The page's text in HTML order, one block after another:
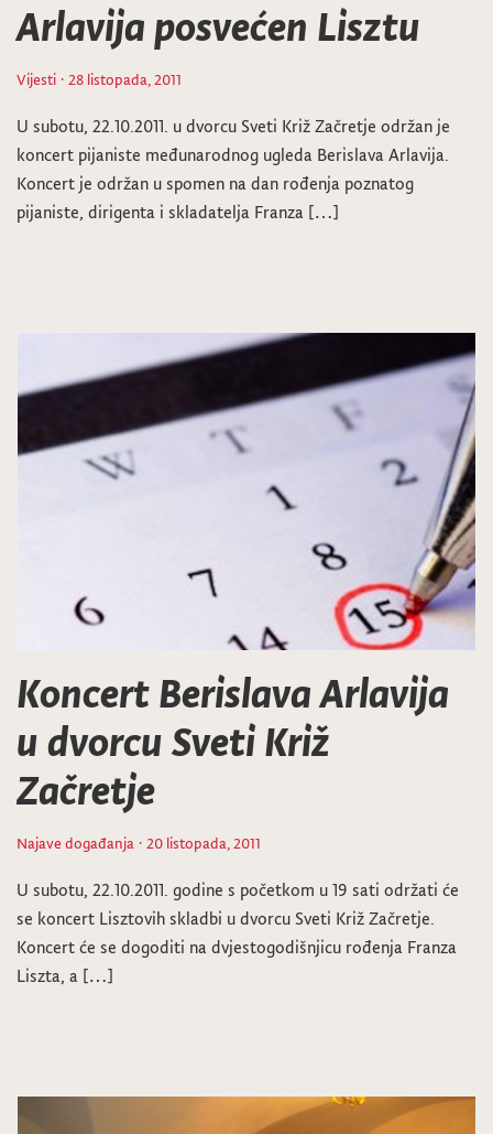
Arlavija posvećen Lisztu
Vijesti · 28 listopada, 2011
U subotu, 22.10.2011. u dvorcu Sveti Križ Začretje održan je
koncert pijaniste međunarodnog ugleda Berislava Arlavija.
Koncert je održan u spomen na dan rođenja poznatog
pijaniste, dirigenta i skladatelja Franza […]
Koncert Berislava Arlavija
u dvorcu Sveti Križ
Začretje
Najave događanja · 20 listopada, 2011
U subotu, 22.10.2011. godine s početkom u 19 sati održati će
se koncert Lisztovih skladbi u dvorcu Sveti Križ Začretje.
Koncert će se dogoditi na dvjestogodišnjicu rođenja Franza
Liszta, a […]